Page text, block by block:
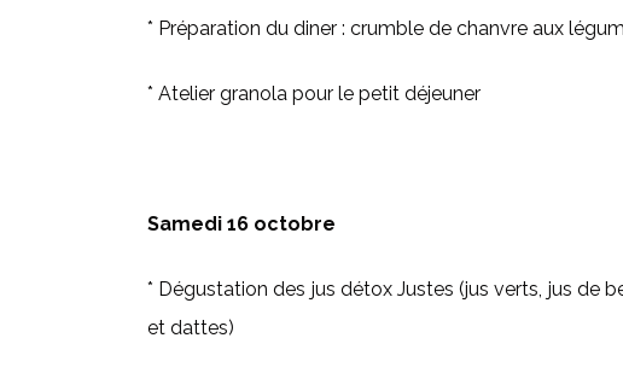
* Préparation du diner : crumble de chanvre aux
* Atelier granola pour le petit déjeuner
Samedi 16 octobre
* Dégustation des jus détox Justes (jus verts, jus de
et dattes)